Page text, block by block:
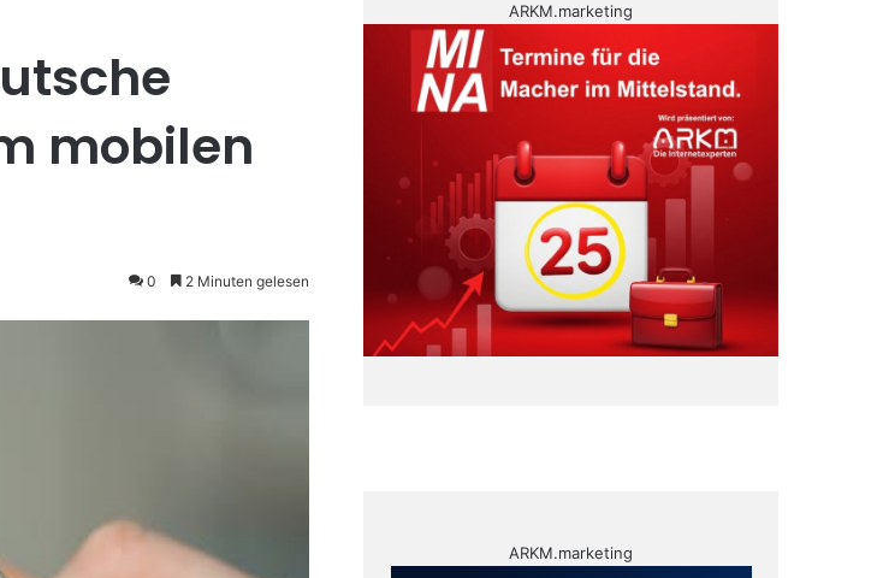
mobilen
0 2 Minuten gelesen
ARKM.marketing
ARKM.marketing